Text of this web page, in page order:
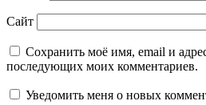
Сайт
Сохранить моё имя, email и
последующих моих комментариев.
Уведомить меня о новых